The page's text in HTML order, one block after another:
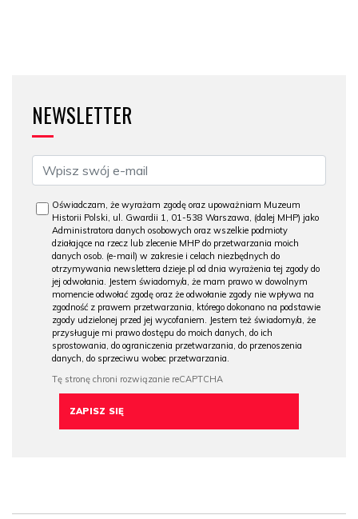
NEWSLETTER
Oświadczam, że wyrażam zgodę oraz upoważniam Muzeum
Historii Polski, ul. Gwardii 1, 01-538 Warszawa, (dalej MHP) jako
Administratora danych osobowych oraz wszelkie podmioty
działające na rzecz lub zlecenie MHP do przetwarzania moich
danych osob. (e-mail) w zakresie i celach niezbędnych do
otrzymywania newslettera dzieje.pl od dnia wyrażenia tej zgody do
jej odwołania. Jestem świadomy/a, że mam prawo w dowolnym
momencie odwołać zgodę oraz że odwołanie zgody nie wpływa na
zgodność z prawem przetwarzania, którego dokonano na podstawie
zgody udzielonej przed jej wycofaniem. Jestem też świadomy/a, że
przysługuje mi prawo dostępu do moich danych, do ich
sprostowania, do ograniczenia przetwarzania, do przenoszenia
danych, do sprzeciwu wobec przetwarzania.